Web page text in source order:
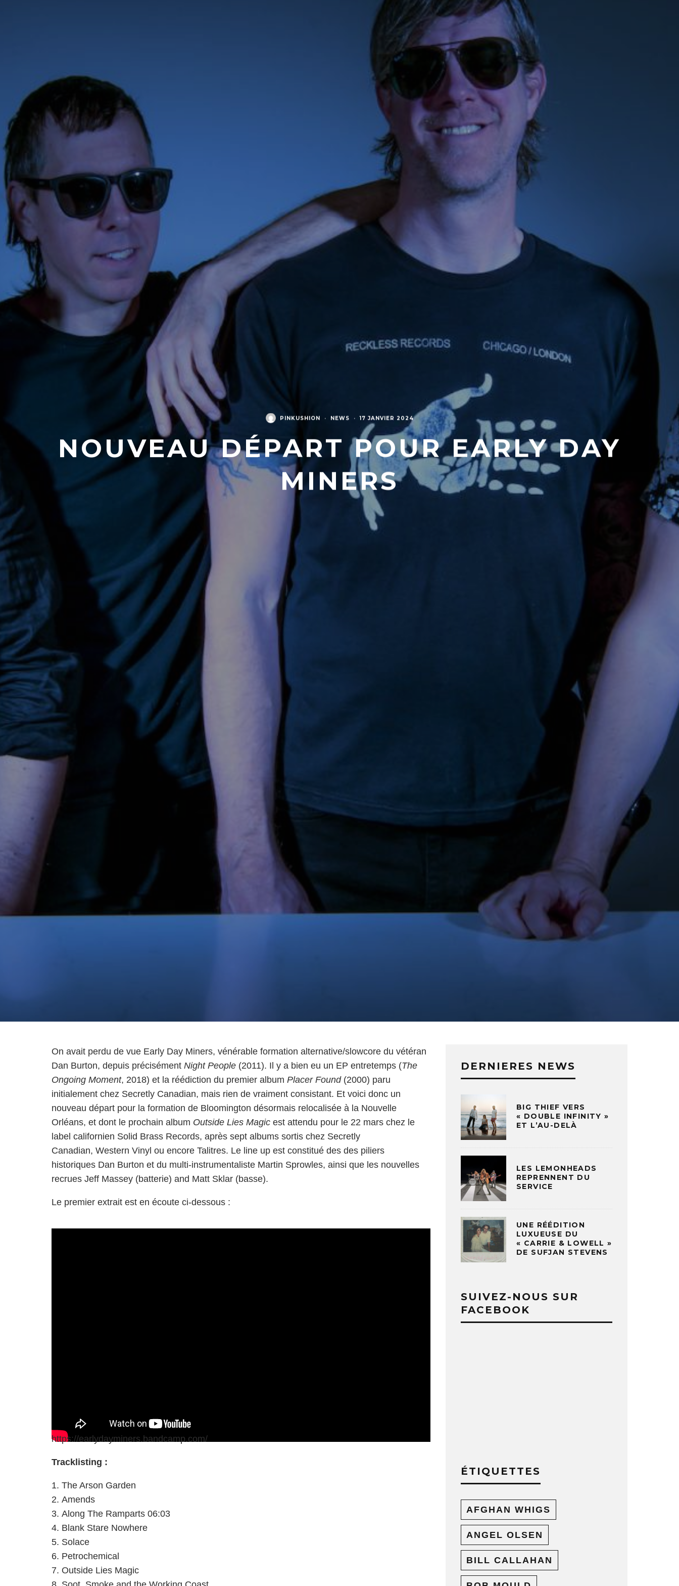
PINKUSHION · NEWS · 17 JANVIER 2024
NOUVEAU DÉPART POUR EARLY DAY
MINERS
On avait perdu de vue Early Day Miners, vénérable formation alternative/slowcore du vétéran
Dan Burton, depuis précisément Night People (2011). Il y a bien eu un EP entretemps (The
Ongoing Moment, 2018) et la réédiction du premier album Placer Found(2000) paru
initialement chez Secretly Canadian, mais rien de vraiment consistant. Et voici donc un
nouveau départ pour la formation de Bloomington désormais relocalisée à la Nouvelle
Orléans, et dont le prochain album Outside Lies Magic est attendu pour le 22 mars chez le
label californien Solid Brass Records, après sept albums sortis chez Secretly
Canadian, Western Vinyl ou encore Talitres. Le line up est constitué des des piliers
historiques Dan Burton et du multi-instrumentaliste Martin Sprowles, ainsi que les nouvelles
recrues Jeff Massey (batterie) and Matt Sklar (basse).
Le premier extrait est en écoute ci-dessous :
https://earlydayminers.bandcamp.com/
Tracklisting :
The Arson Garden
Amends
Along The Ramparts 06:03
Blank Stare Nowhere
Solace
Petrochemical
Outside Lies Magic
DERNIERES NEWS
BIG THIEF VERS
« DOUBLE INFINITY »
ET L’AU-DELÀ
LES LEMONHEADS
REPRENNENT DU
SERVICE
UNE RÉÉDITION
LUXUEUSE DU
« CARRIE & LOWELL »
DE SUFJAN STEVENS
SUIVEZ-NOUS SUR
FACEBOOK
ÉTIQUETTES
AFGHAN WHIGS
ANGEL OLSEN
BILL CALLAHAN